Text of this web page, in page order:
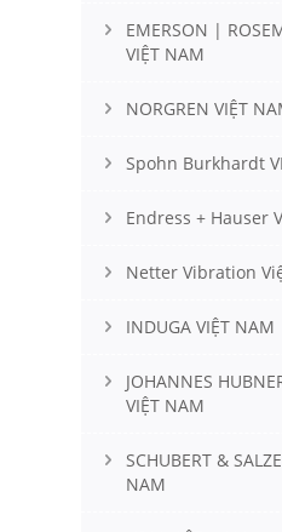
EMERSON |
VIỆT NAM
NORGREN VIỆT
Spohn Burkhardt
Endress + Hauser
Netter Vibration
INDUGA VIỆT NAM
JOHANNES
VIỆT NAM
SCHUBERT &
NAM